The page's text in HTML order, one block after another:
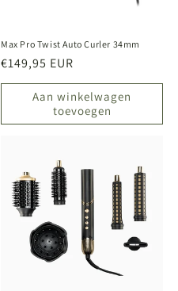
Max Pro Twist Auto Curler 34mm
Normale
prijs
€149,95 EUR
Aan winkelwagen
toevoegen